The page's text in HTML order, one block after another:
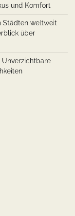
und Komfort
Städten weltweit
über
Unverzichtbare